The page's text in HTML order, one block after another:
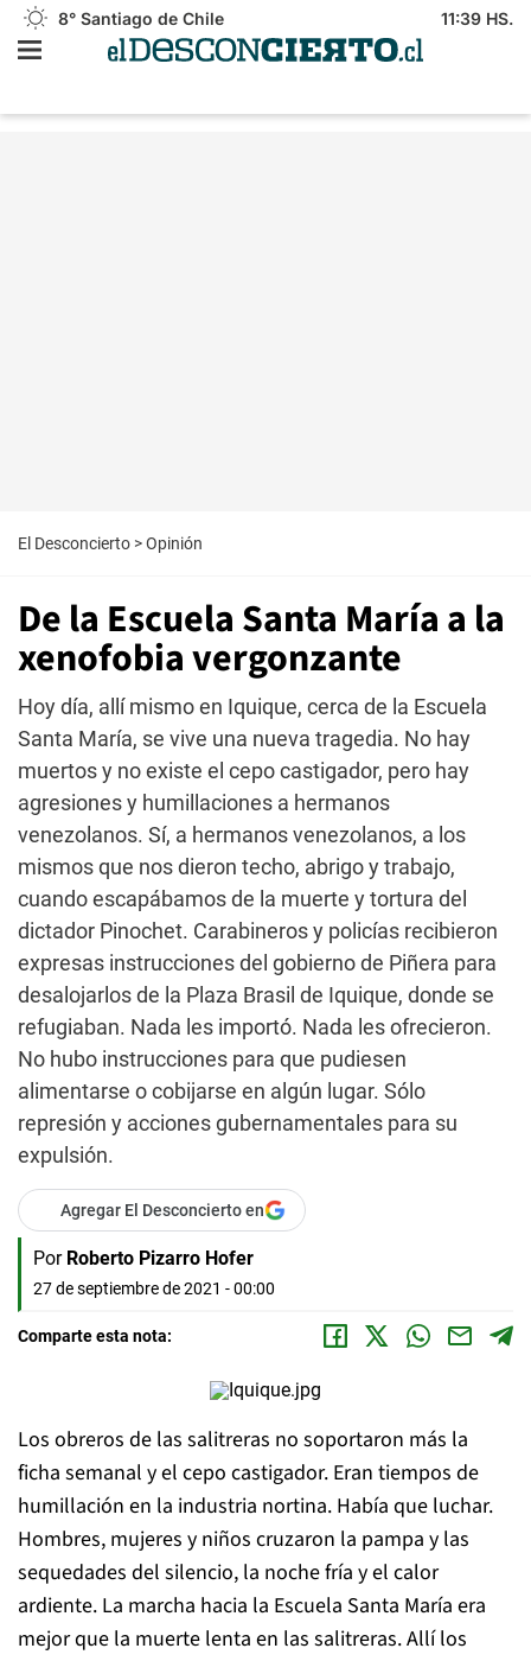
8° Santiago de Chile 11:39 HS.
El Desconcierto >Opinión
De la Escuela Santa María a la
xenofobia vergonzante
Hoy día, allí mismo en Iquique, cerca de la Escuela
Santa María, se vive una nueva tragedia. No hay
muertos y no existe el cepo castigador, pero hay
agresiones y humillaciones a hermanos
venezolanos. Sí, a hermanos venezolanos, a los
mismos que nos dieron techo, abrigo y trabajo,
cuando escapábamos de la muerte y tortura del
dictador Pinochet. Carabineros y policías recibieron
expresas instrucciones del gobierno de Piñera para
desalojarlos de la Plaza Brasil de Iquique, donde se
refugiaban. Nada les importó. Nada les ofrecieron.
No hubo instrucciones para que pudiesen
alimentarse o cobijarse en algún lugar. Sólo
represión y acciones gubernamentales para su
expulsión.
Agregar El Desconcierto en
Por Roberto Pizarro Hofer
27 de septiembre de 2021 - 00:00
Comparte esta nota:
Los obreros de las salitreras no soportaron más la
ficha semanal y el cepo castigador. Eran tiempos de
humillación en la industria nortina. Había que luchar.
Hombres, mujeres y niños cruzaron la pampa y las
sequedades del silencio, la noche fría y el calor
ardiente. La marcha hacia la Escuela Santa María era
mejor que la muerte lenta en las salitreras. Allí los